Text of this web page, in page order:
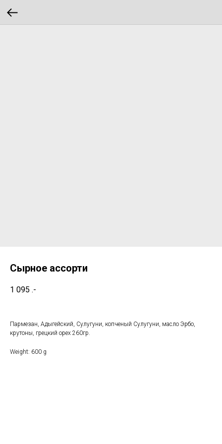
Сырное ассорти
1 095 .-
Пармезан, Адыгейский, Сулугуни, копченый Сулугуни, масло Эрбо,
крутоны, грецкий орех 260гр.
Weight: 600 g